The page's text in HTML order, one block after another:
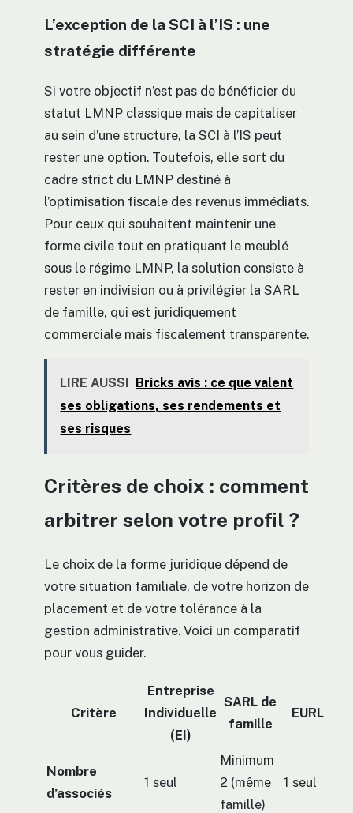
L’exception de la SCI à l’IS : une
stratégie différente
Si votre objectif n’est pas de bénéficier du
statut LMNP classique mais de capitaliser
au sein d’une structure, la SCI à l’IS peut
rester une option. Toutefois, elle sort du
cadre strict du LMNP destiné à
l’optimisation fiscale des revenus immédiats.
Pour ceux qui souhaitent maintenir une
forme civile tout en pratiquant le meublé
sous le régime LMNP, la solution consiste à
rester en indivision ou à privilégier la SARL
de famille, qui est juridiquement
commerciale mais fiscalement transparente.
LIRE AUSSI Bricks avis : ce que valent
ses obligations, ses rendements et
ses risques
Critères de choix : comment
arbitrer selon votre profil ?
Le choix de la forme juridique dépend de
votre situation familiale, de votre horizon de
placement et de votre tolérance à la
gestion administrative. Voici un comparatif
pour vous guider.
Critère
Entreprise
Individuelle
(EI)
SARL de
famille
EURL
Nombre
d’associés
1 seul
Minimum
2 (même
famille)
1 seul